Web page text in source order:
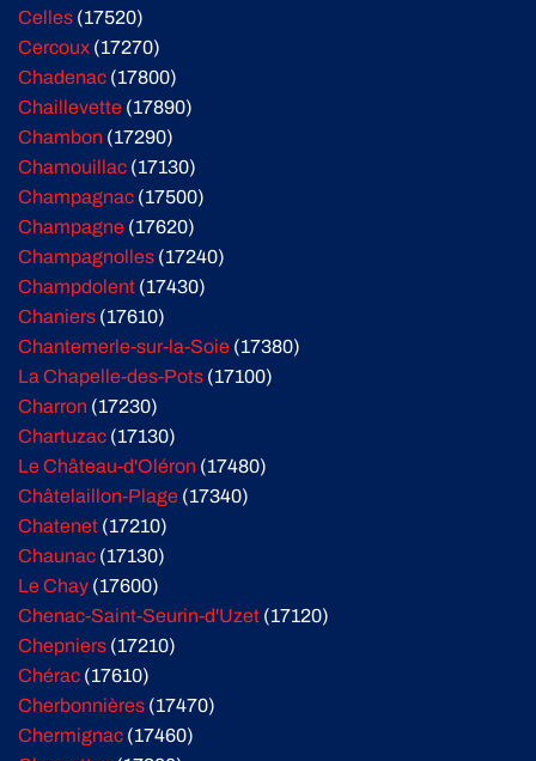
Celles (17520)
Cercoux (17270)
Chadenac (17800)
Chaillevette (17890)
Chambon (17290)
Chamouillac (17130)
Champagnac (17500)
Champagne (17620)
Champagnolles (17240)
Champdolent (17430)
Chaniers (17610)
Chantemerle-sur-la-Soie (17380)
La Chapelle-des-Pots (17100)
Charron (17230)
Chartuzac (17130)
Le Château-d'Oléron (17480)
Châtelaillon-Plage (17340)
Chatenet (17210)
Chaunac (17130)
Le Chay (17600)
Chenac-Saint-Seurin-d'Uzet (17120)
Chepniers (17210)
Chérac (17610)
Cherbonnières (17470)
Chermignac (17460)